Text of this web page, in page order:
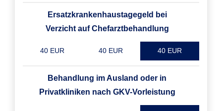
Ersatzkrankenhaustagegeld bei
Verzicht auf Chefarztbehandlung
40 EUR 40 EUR 40 EUR
Behandlung im Ausland oder in
Privatkliniken nach GKV-Vorleistung